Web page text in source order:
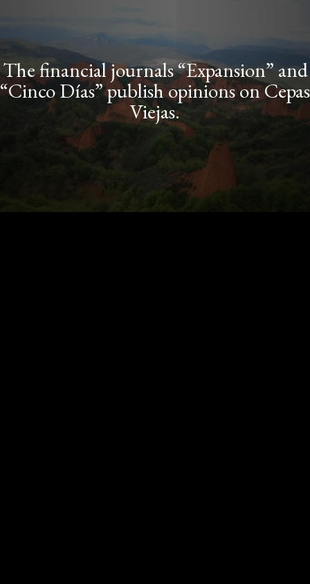
The financial journals “Expansion” and
“Cinco Días” publish opinions on Cepas
Viejas.